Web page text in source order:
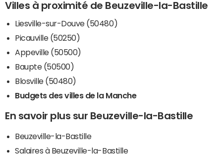
Villes à proximité de Beuzeville-la-Bastille
Liesville-sur-Douve (50480)
Picauville (50250)
Appeville (50500)
Baupte (50500)
Blosville (50480)
Budgets des villes de la Manche
En savoir plus sur Beuzeville-la-Bastille
Beuzeville-la-Bastille
Salaires à Beuzeville-la-Bastille